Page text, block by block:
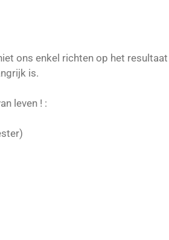
ons enkel richten op het resultaat
is.
leven ! :